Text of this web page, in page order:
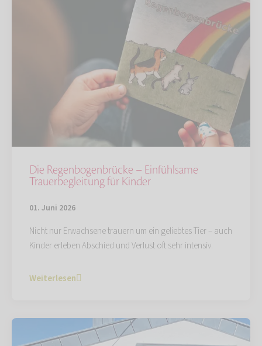
Die Regenbogenbrücke – Einfühlsame
Trauerbegleitung für Kinder
01. Juni 2026
Nicht nur Erwachsene trauern um ein geliebtes Tier – auch
Kinder erleben Abschied und Verlust oft sehr intensiv.
Weiterlesen